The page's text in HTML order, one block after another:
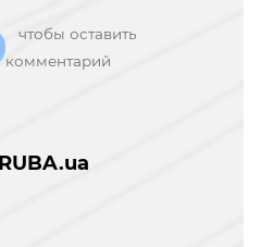
чтобы оставить
комментарий